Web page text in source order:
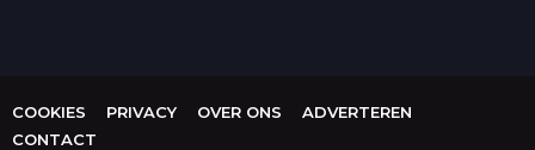
COOKIES PRIVACY OVER ONS
ADVERTEREN
CONTACT